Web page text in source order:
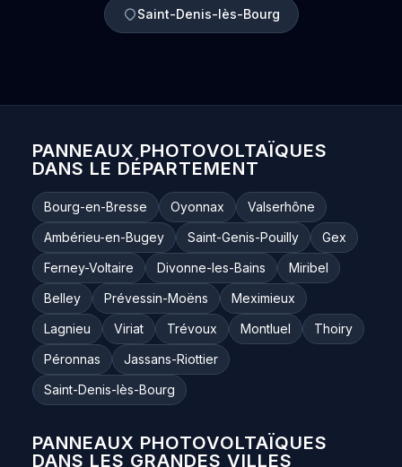
Saint-Denis-lès-Bourg
PANNEAUX PHOTOVOLTAÏQUES
DANS LE DÉPARTEMENT
Bourg-en-Bresse Oyonnax
Valserhône
Ambérieu-en-Bugey
Saint-Genis-Pouilly
Gex
Ferney-Voltaire
Divonne-les-Bains
Miribel
Belley
Prévessin-Moëns
Meximieux
Lagnieu
Viriat Trévoux Montluel
Thoiry
Péronnas
Jassans-Riottier
Saint-Denis-lès-Bourg
PANNEAUX PHOTOVOLTAÏQUES
DANS LES GRANDES VILLES